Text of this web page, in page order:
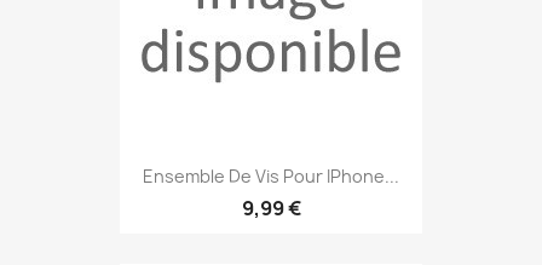
Ensemble De Vis Pour IPhone...
9,99 €